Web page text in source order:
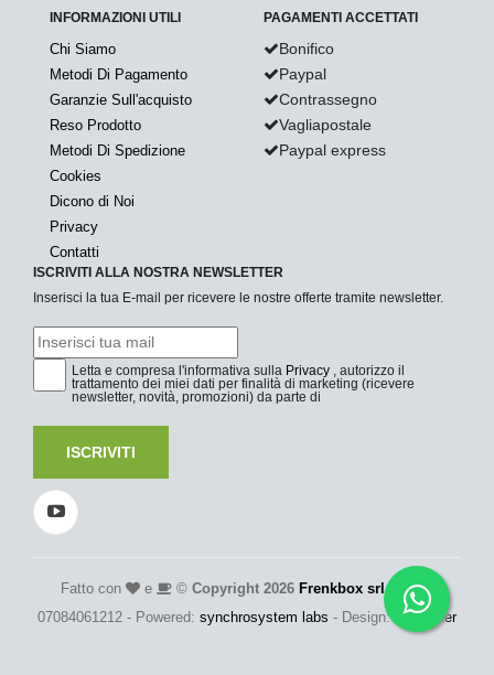
INFORMAZIONI UTILI
Chi Siamo
Metodi Di Pagamento
Garanzie Sull'acquisto
Reso Prodotto
Metodi Di Spedizione
Cookies
Dicono di Noi
Privacy
Contatti
PAGAMENTI ACCETTATI
Bonifico
Paypal
Contrassegno
Vagliapostale
Paypal express
ISCRIVITI ALLA NOSTRA NEWSLETTER
Inserisci la tua E-mail per ricevere le nostre offerte tramite newsletter.
Letta e compresa l'informativa sulla Privacy , autorizzo il
trattamento dei miei dati per finalità di marketing (ricevere
newsletter, novità, promozioni) da parte di
ISCRIVITI
Fatto con e © Copyright 2026 Frenkbox srl- P.Iva:
07084061212 - Powered: synchrosystem labs - Design: adesigner